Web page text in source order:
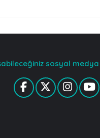
sosyal medya